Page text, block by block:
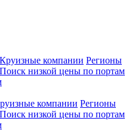
Круизные компании Регионы
Поиск низкой цены по портам
компании Регионы
Поиск низкой цены по портам